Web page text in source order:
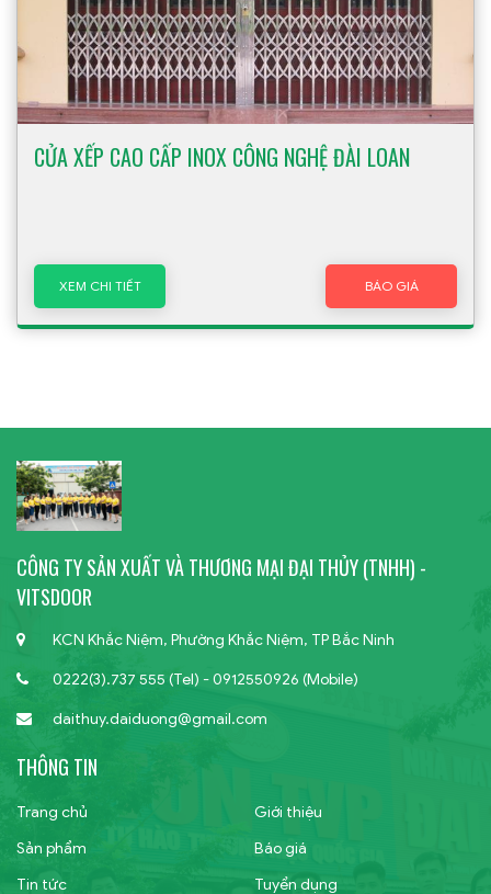
CỬA XẾP CAO CẤP INOX CÔNG NGHỆ ĐÀI LOAN
XEM CHI TIẾT BÁO GIÁ
CÔNG TY SẢN XUẤT VÀ THƯƠNG MẠI ĐẠI THỦY (TNHH) -
VITSDOOR
KCN Khắc Niệm, Phường Khắc Niệm, TP Bắc Ninh
0222(3).737 555 (Tel) - 0912550926 (Mobile)
daithuy.daiduong@gmail.com
THÔNG TIN
Trang chủ
Giới thiệu
Sản phẩm
Báo giá
Tin tức
Tuyển dụng